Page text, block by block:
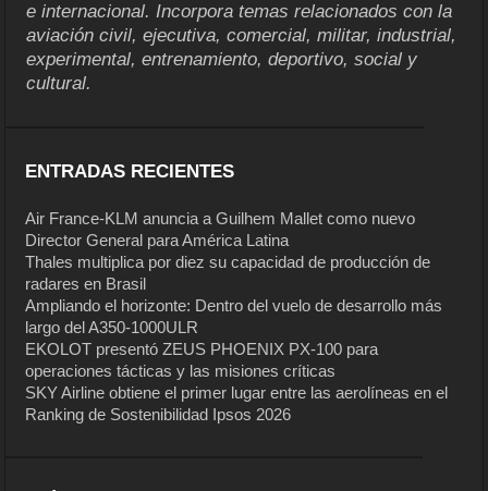
e internacional. Incorpora temas relacionados con la
aviación civil, ejecutiva, comercial, militar, industrial,
experimental, entrenamiento, deportivo, social y
cultural.
ENTRADAS RECIENTES
Air France-KLM anuncia a Guilhem Mallet como nuevo
Director General para América Latina
Thales multiplica por diez su capacidad de producción de
radares en Brasil
Ampliando el horizonte: Dentro del vuelo de desarrollo más
largo del A350-1000ULR
EKOLOT presentó ZEUS PHOENIX PX-100 para
operaciones tácticas y las misiones críticas
SKY Airline obtiene el primer lugar entre las aerolíneas en el
Ranking de Sostenibilidad Ipsos 2026